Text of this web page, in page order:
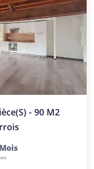
- 90 M2